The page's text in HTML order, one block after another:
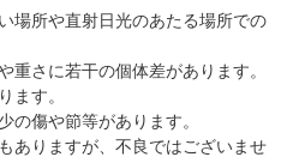
場所や直射日光のあたる場所での
重さに若干の個体差があります。
ます。
の傷や節等があります。
ありますが、不良ではございませ